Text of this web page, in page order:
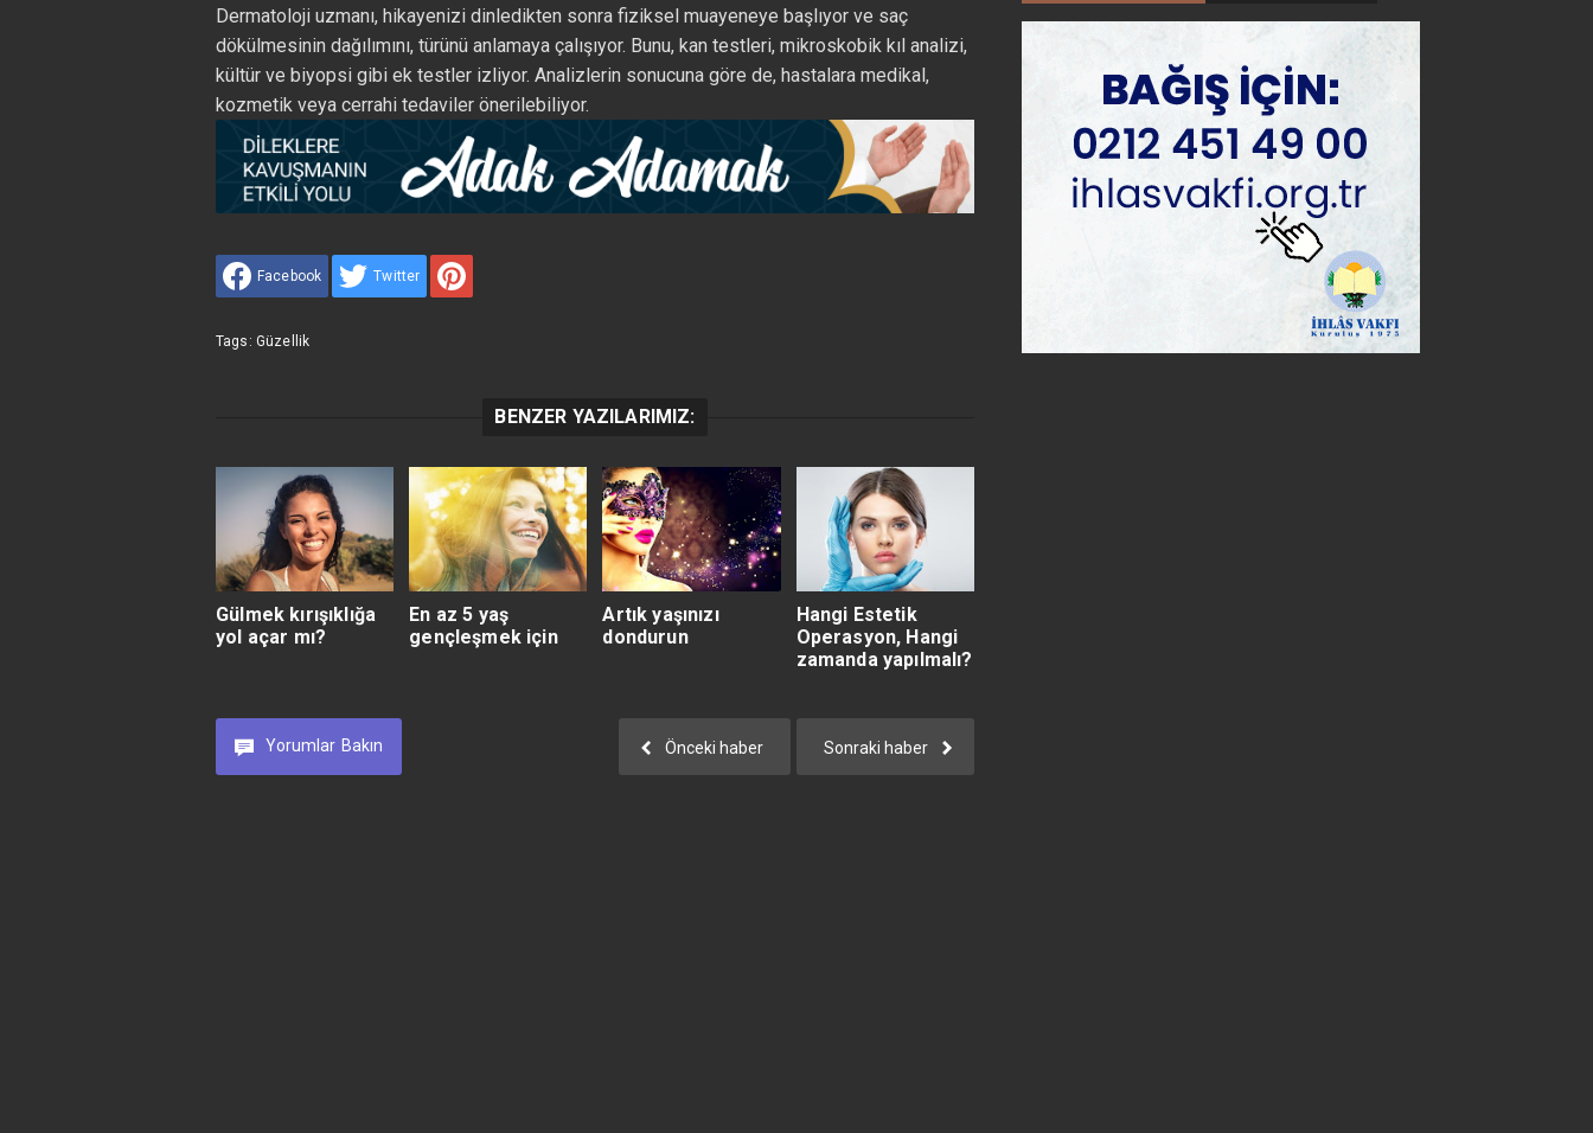
Dermatoloji uzmanı, hikayenizi dinledikten sonra fiziksel muayeneye başlıyor ve saç
dökülmesinin dağılımını, türünü anlamaya çalışıyor. Bunu, kan testleri, mikroskobik kıl analizi,
kültür ve biyopsi gibi ek testler izliyor. Analizlerin sonucuna göre de, hastalara medikal,
kozmetik veya cerrahi tedaviler önerilebiliyor.
Facebook Twitter
Tags: Güzellik
BENZER YAZILARIMIZ:
Gülmek kırışıklığa
yol açar mı?
En az 5 yaş
gençleşmek için
Artık yaşınızı
dondurun
Hangi Estetik
Operasyon, Hangi
zamanda yapılmalı?
Yorumlar Bakın Sonraki haber
Önceki haber